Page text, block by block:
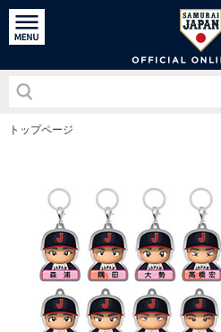
トップページ